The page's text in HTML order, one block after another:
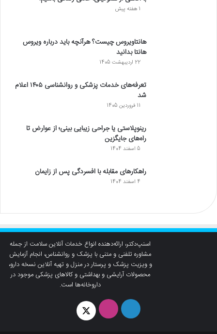
1 هفته پیش
هانتاویروس چیست؟ هرآنچه باید درباره ویروس
هانتا بدانید
22 اردیبهشت 1405
تعرفه‌های خدمات پزشکی و روانشناسی ۱۴۰۵ اعلام
شد
11 فروردین 1405
رینوپلاستی یا جراحی زیبایی بینی؛ از عوارض تا
راه‌های جایگزین
5 اسفند 1404
راهکارهای مقابله با افسردگی پس از زایمان
4 اسفند 1404
اسنپ‌دکتر، ارائه‌دهنده انواع خدمات آنلاین سلامت از جمله
مشاوره تلفنی و متنی با پزشک و روانشناس، انجام آزمایش
و ویزیت پزشک و پرستار در منزل و تهیه آنلاین نسخه دارو،
محصولات آرایشی و بهداشتی و کالاهای پزشکی موجود در
داروخانه‌ها است.
لینکدین اینستاگرام